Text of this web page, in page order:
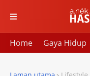
Home Gaya Hidup